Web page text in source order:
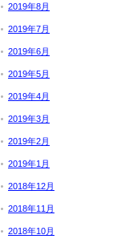
2019年8月
2019年7月
2019年6月
2019年5月
2019年4月
2019年3月
2019年2月
2019年1月
2018年12月
2018年11月
2018年10月